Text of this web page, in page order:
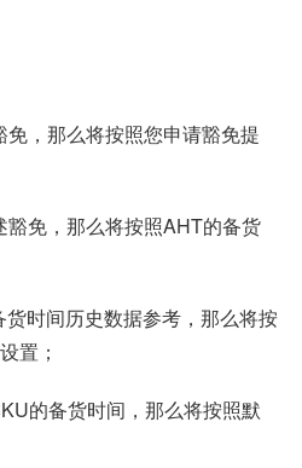
免，那么将按照您申请豁免提
豁免，那么将按照AHT的备货
货时间历史数据参考，那么将按
置；
的备货时间，那么将按照默